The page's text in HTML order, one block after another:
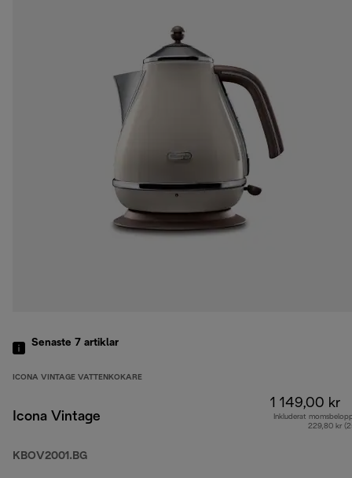
Senaste 7 artiklar
ICONA VINTAGE VATTENKOKARE
Icona Vintage
KBOV2001.BG
1 149,00 kr
Inkluderat
229,80 kr